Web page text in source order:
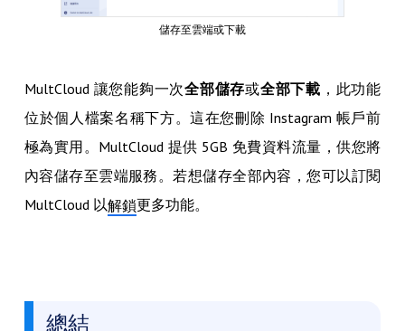
儲存至雲端或下載
MultCloud 讓您能夠一次全部儲存或全部下載 ，此功能
位於個人檔案名稱下方。這在您刪除 Instagram 帳戶前
極為實用。MultCloud 提供 5GB 免費資料流量，供您將
內容儲存至雲端服務。若想儲存全部內容，您可以訂閱
MultCloud 以解鎖更多功能。
總結